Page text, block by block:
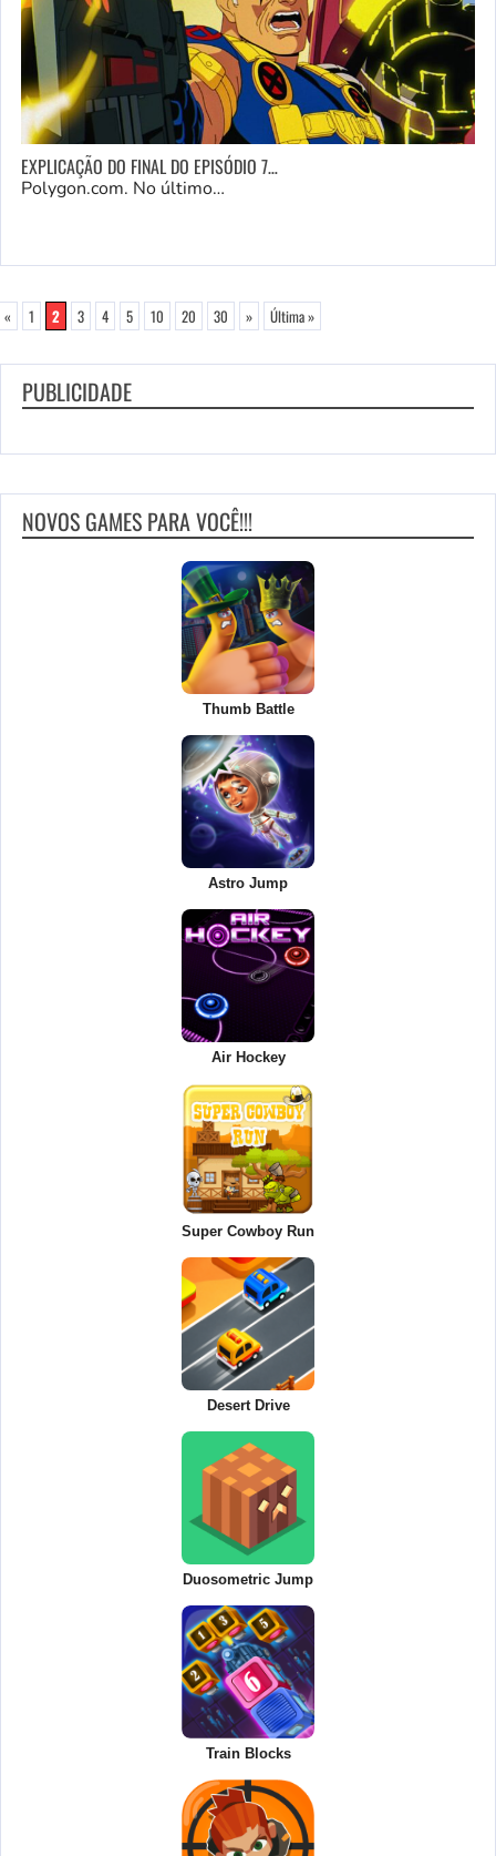
EXPLICAÇÃO DO FINAL DO EPISÓDIO 7…
Polygon.com. No último…
« 1 2 3 4 5 10 20 30 » Última »
PUBLICIDADE
NOVOS GAMES PARA VOCÊ!!!
Thumb Battle
Astro Jump
Air Hockey
Super Cowboy Run
Desert Drive
Duosometric Jump
Train Blocks